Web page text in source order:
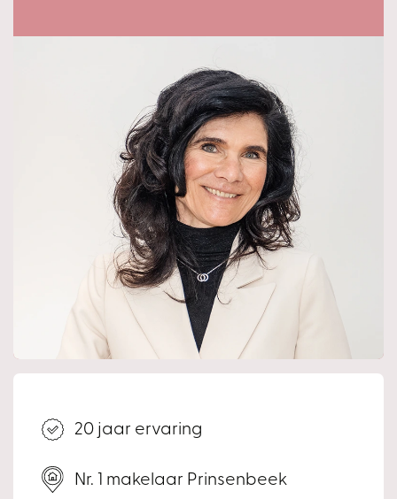
- Mogelijkheid tot bijv. mantelzorg, praktijkruimte,
speelkamer en dubbele bewoning;
- Er is sprake van een projectnotaris (Van Gogh notarissen
te Zundert) waar de akte van levering zal passeren;
- Verkoper heeft object zelf niet bewoond en daarom
wordt er een niet zelf-bewoningsclausule opgenomen en
zijn er geen vragenlijst en lijst van zaken aanwezig;
- 5 slaapkamers;
- 2 badkamers;
15 april 2029;
- De woning is volledig geïsoleerd;
- Voorzien van HR ++ beglazing in kunststof kozijnen;
- Station Prinsenbeek – Breda is te voet bereikbaar;
20 jaar ervaring
Nr. 1 makelaar Prinsenbeek